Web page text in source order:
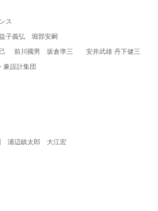
ス
子義弘 堀部安嗣
前川國男 坂倉準三 安井武雄 丹下健三
象設計集団
浦辺鎮太郎 大江宏